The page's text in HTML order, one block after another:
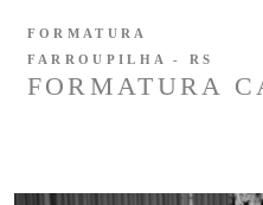
FORMATURA
FORMATURA
FARROUPILHA - RS